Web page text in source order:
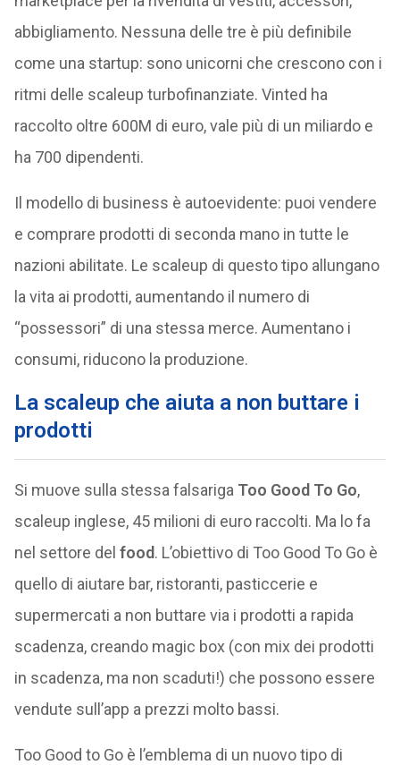
abbigliamento. Nessuna delle tre è più definibile
come una startup: sono unicorni che crescono con i
ritmi delle scaleup turbofinanziate. Vinted ha
raccolto oltre 600M di euro, vale più di un miliardo e
ha 700 dipendenti.
Il modello di business è autoevidente: puoi vendere
e comprare prodotti di seconda mano in tutte le
nazioni abilitate. Le scaleup di questo tipo allungano
la vita ai prodotti, aumentando il numero di
“possessori” di una stessa merce. Aumentano i
consumi, riducono la produzione.
La scaleup che aiuta a non buttare i
prodotti
Si muove sulla stessa falsariga Too Good To Go,
scaleup inglese, 45 milioni di euro raccolti. Ma lo fa
nel settore del food. L’obiettivo di Too Good To Go è
quello di aiutare bar, ristoranti, pasticcerie e
supermercati a non buttare via i prodotti a rapida
scadenza, creando magic box (con mix dei prodotti
in scadenza, ma non scaduti!) che possono essere
vendute sull’app a prezzi molto bassi.
Too Good to Go è l’emblema di un nuovo tipo di